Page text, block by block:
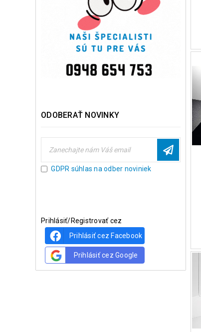
ODOBERAŤ NOVINKY
GDPR súhlas na odber noviniek
Prihlásiť/Registrovať cez
Prihlásiť cez Facebook
Prihlásiť cez Google